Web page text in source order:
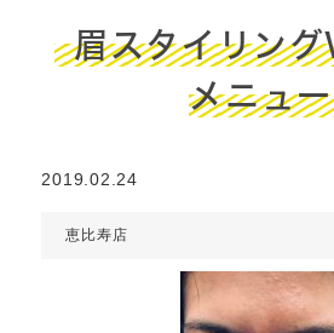
眉スタイリン
メニュー
2019.02.24
恵比寿店